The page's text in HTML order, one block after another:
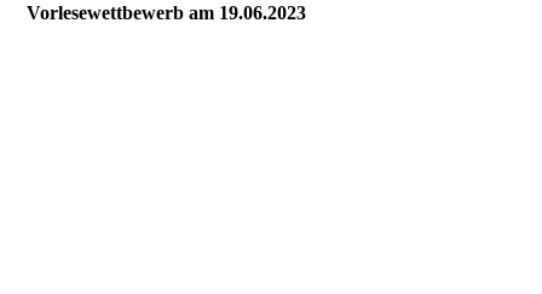
Vorlesewettbewerb am 19.06.2023